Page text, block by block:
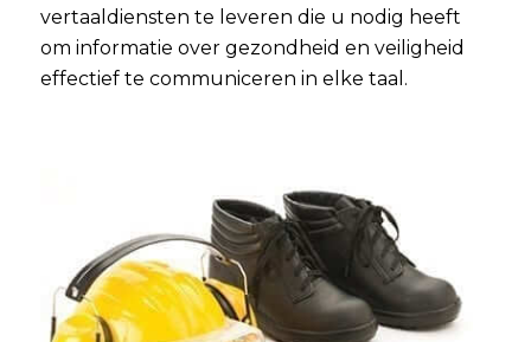
vertaaldiensten te leveren die u nodig heeft
om informatie over gezondheid en veiligheid
effectief te communiceren in elke taal.